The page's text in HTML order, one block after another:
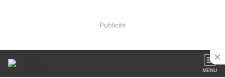
Publicité
MENU